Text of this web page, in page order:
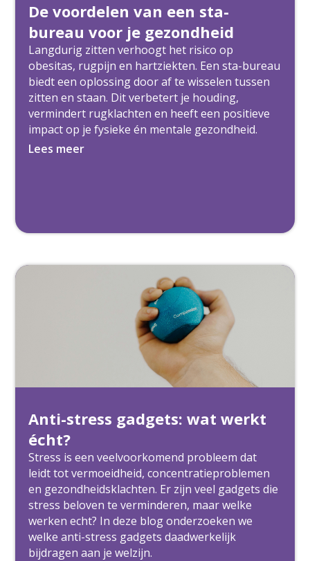
De voordelen van een sta-
bureau voor je gezondheid
Langdurig zitten verhoogt het risico op
obesitas, rugpijn en hartziekten. Een sta-bureau
biedt een oplossing door af te wisselen tussen
zitten en staan. Dit verbetert je houding,
vermindert rugklachten en heeft een positieve
impact op je fysieke én mentale gezondheid.
Lees meer
Anti-stress gadgets: wat werkt
écht?
Stress is een veelvoorkomend probleem dat
leidt tot vermoeidheid, concentratieproblemen
en gezondheidsklachten. Er zijn veel gadgets die
stress beloven te verminderen, maar welke
werken echt? In deze blog onderzoeken we
welke anti-stress gadgets daadwerkelijk
bijdragen aan je welzijn.